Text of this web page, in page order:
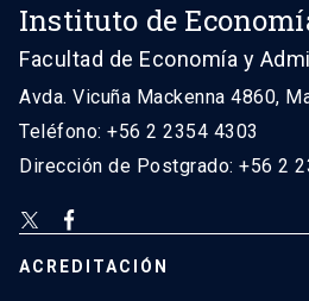
Instituto de
Facultad de Economía y
Avda. Vicuña Mackenna 4860,
Teléfono: +56 2 2354 4303
Dirección de Postgrado: +56 2
ACREDITACIÓN